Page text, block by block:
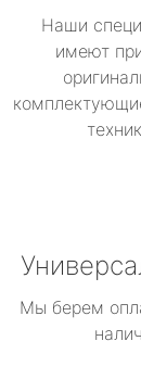
Наши
имеют
Мы берем